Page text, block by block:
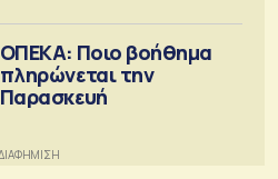
ΟΠΕΚΑ: Ποιο βοήθημα
πληρώνεται την
Παρασκευή